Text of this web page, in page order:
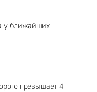
у ближайших
превышает 4